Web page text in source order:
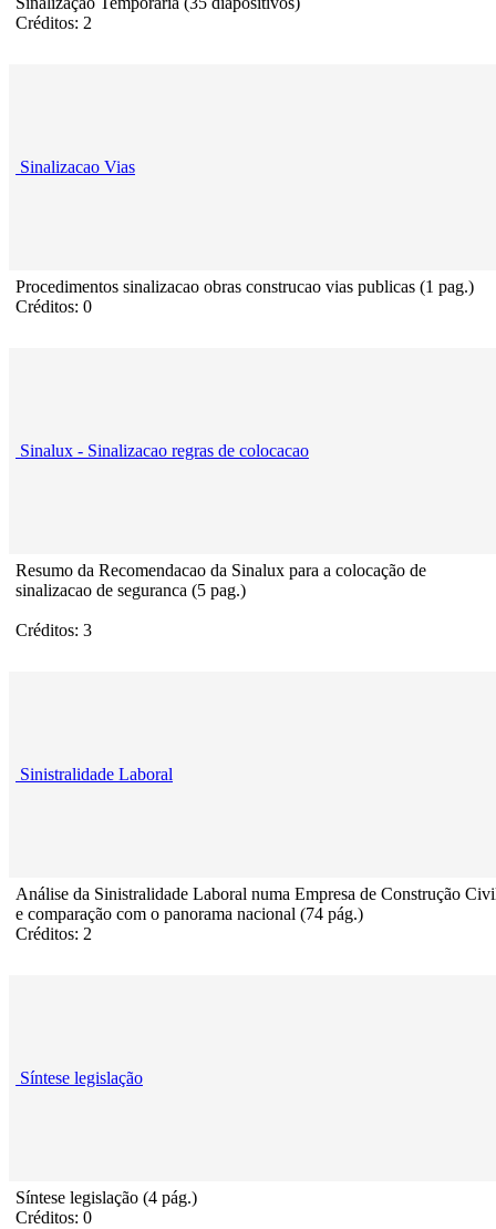
Créditos: 2
Sinalizacao Vias
Procedimentos sinalizacao obras construcao vias publicas (1 pag.)
Créditos: 0
Sinalux - Sinalizacao regras de colocacao
Resumo da Recomendacao da Sinalux para a colocação de
sinalizacao de seguranca (5 pag.)
Créditos: 3
Sinistralidade Laboral
Análise da Sinistralidade Laboral numa Empresa de Construção
e comparação com o panorama nacional (74 pág.)
Créditos: 2
Síntese legislação
Síntese legislação (4 pág.)
Créditos: 0